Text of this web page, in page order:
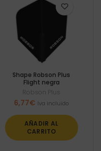
Shape Robson Plus
Flight negra
Robson Plus
6,77€ Iva incluido
AÑADIR AL
CARRITO